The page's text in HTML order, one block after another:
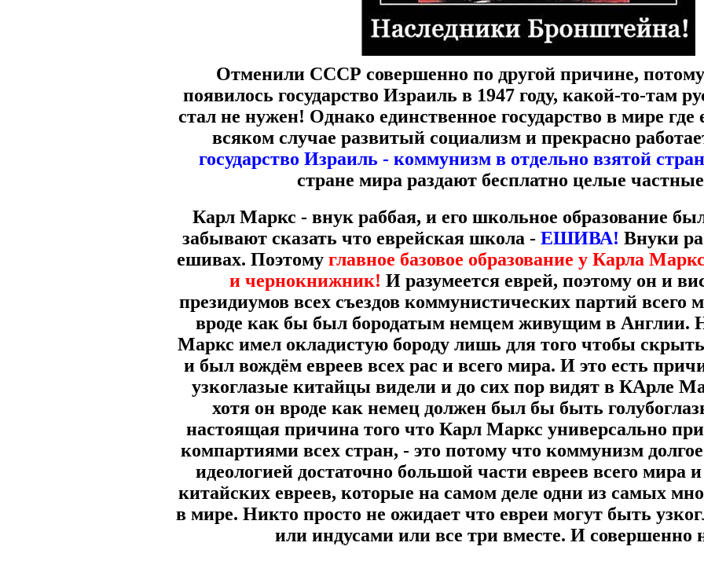
Отменили СССР совершенно по другой причине,
появилось государство Израиль в 1947 году, какой-то-там
стал не нужен! Однако единственное государство в мире
всяком случае развитый социализм и прекрасно
государство Израиль - коммунизм в отдельно взятой
стране мира раздают бесплатно целые
Карл Маркс - внук раббая, и его школьное образование
забывают сказать что еврейская школа - ЕШИВА! Внуки
ешивах. Поэтомуглавное базовое образование у Карла
и чернокнижник! И разумеется еврей, поэтому он и
президиумов всех съездов коммунистических партий всего
вроде как бы был бородатым немцем живущим в Англии.
Маркс имел окладистую бороду лишь для того чтобы
и был вождём евреев всех рас и всего мира. И это есть
узкоглазые китайцы видели и до сих пор видят в КАрле
хотя он вроде как немец должен был бы быть
настоящая причина того что Карл Маркс универсально
компартиями всех стран, - это потому что коммунизм
идеологией достаточно большой части евреев всего мира
китайских евреев, которые на самом деле одни из самых
в мире. Никто просто не ожидает что евреи могут быть
или индусами или все три вместе. И совершенно